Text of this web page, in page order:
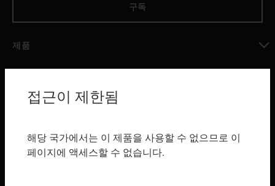
구독
제품
toggle view
toggle view
toggle view
산업 분야
접근이 제한됨
해당 국가에서는 이 제품을 사용할 수 없으므로 이
페이지에 액세스할 수 없습니다.